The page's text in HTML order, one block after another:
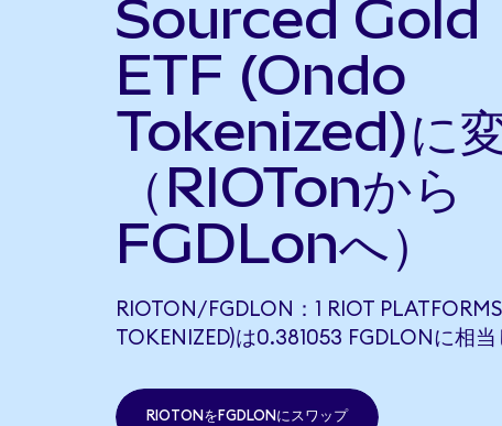
Sourced Gold
ETF (Ondo
Tokenized)に
（RIOTonから
FGDLonへ）
RIOTON/FGDLON：1 RIOT
TOKENIZED)は0.381053 FGDLONに相当
RIOTONをFGDLONにスワップ